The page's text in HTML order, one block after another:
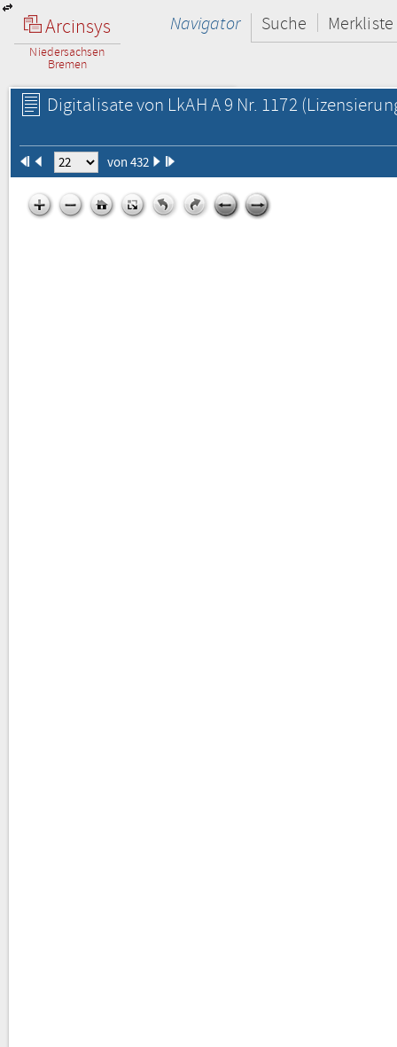
Arcinsys
Niedersachsen
Bremen
Navigator Suche Merkliste
Digitalisate von LkAH A 9 Nr. 1172
von 432